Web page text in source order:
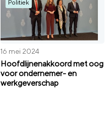
Politiek
16 mei 2024
Hoofdlijnenakkoord met oog
voor ondernemer- en
werkgeverschap